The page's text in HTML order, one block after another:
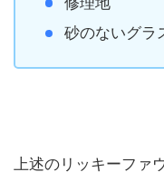
砂のないグラ
上述のリッキーファ